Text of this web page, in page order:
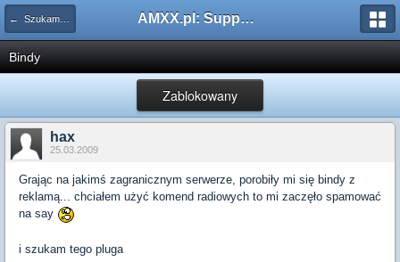
← Szukam pluginu AMXX.pl: Support AMX Mod X i SourceMod
Bindy
Zablokowany
hax
25.03.2009
Grając na jakimś zagranicznym serwerze, porobiły mi się bindy z
reklamą... chciałem użyć komend radiowych to mi zaczęło spamować
na say
i szukam tego pluga